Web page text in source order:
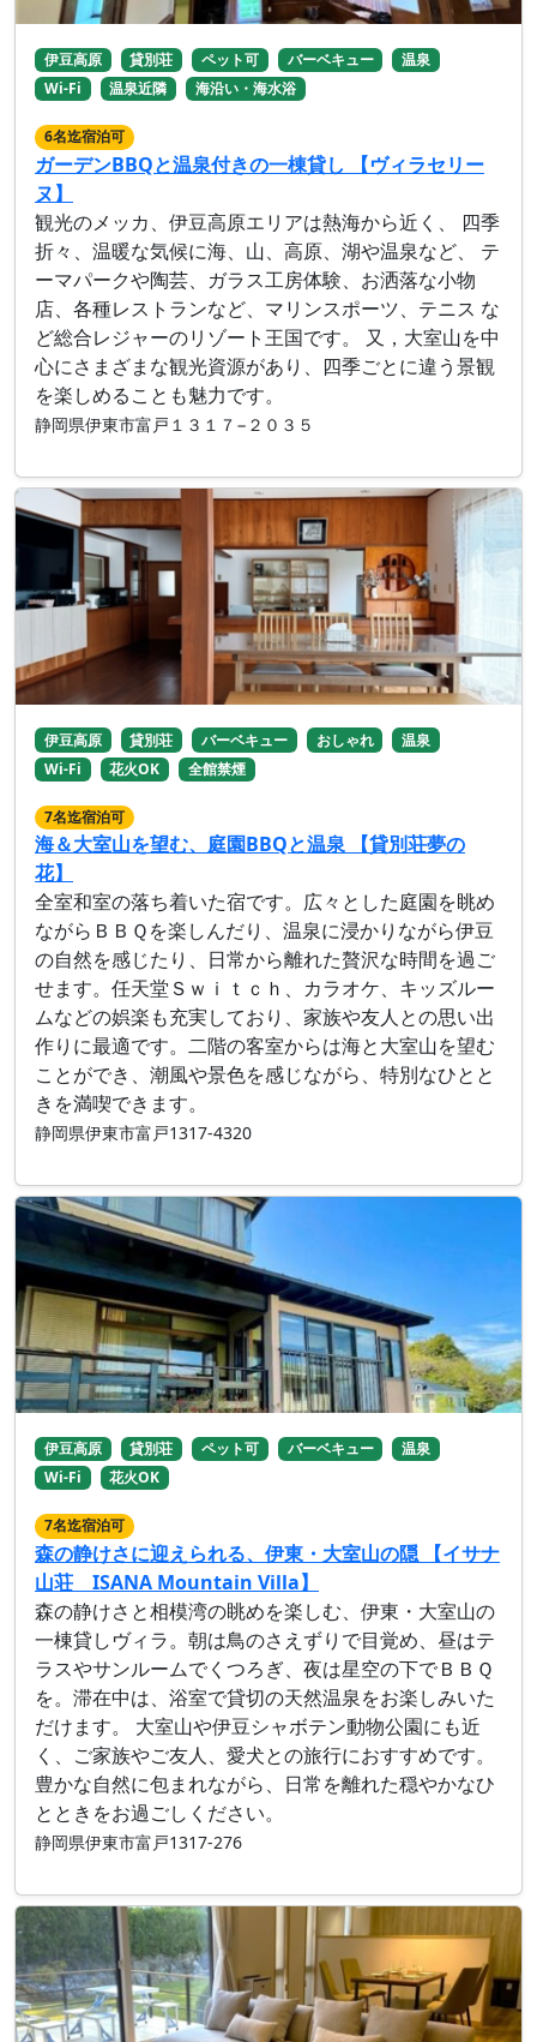
伊豆高原 貸別荘 ペット可 バーベキュー
温泉
Wi-Fi
温泉近隣 海沿い・海水浴
6名迄宿泊可
ガーデンBBQと温泉付きの一棟貸し 【ヴィラセリー
ヌ】
観光のメッカ、伊豆高原エリアは熱海から近く、 四季
折々、温暖な気候に海、山、高原、湖や温泉など、 テ
ーマパークや陶芸、ガラス工房体験、お洒落な小物
店、各種レストランなど、マリンスポーツ、テニス な
ど総合レジャーのリゾート王国です。 又，大室山を中
心にさまざまな観光資源があり、四季ごとに違う景観
を楽しめることも魅力です。
静岡県伊東市富戸１３１７−２０３５
伊豆高原 貸別荘 バーベキュー おしゃれ
温泉
Wi-Fi
花火OK 全館禁煙
7名迄宿泊可
海＆大室山を望む、庭園BBQと温泉 【貸別荘夢の
花】
全室和室の落ち着いた宿です。広々とした庭園を眺め
ながらＢＢＱを楽しんだり、温泉に浸かりながら伊豆
の自然を感じたり、日常から離れた贅沢な時間を過ご
せます。任天堂Ｓｗｉｔｃｈ、カラオケ、キッズルー
ムなどの娯楽も充実しており、家族や友人との思い出
作りに最適です。二階の客室からは海と大室山を望む
ことができ、潮風や景色を感じながら、特別なひとと
きを満喫できます。
静岡県伊東市富戸1317-4320
伊豆高原 貸別荘 ペット可 バーベキュー
温泉
Wi-Fi
花火OK
7名迄宿泊可
森の静けさに迎えられる、伊東・大室山の隠 【イサナ
山荘 ISANA Mountain Villa】
森の静けさと相模湾の眺めを楽しむ、伊東・大室山の
一棟貸しヴィラ。朝は鳥のさえずりで目覚め、昼はテ
ラスやサンルームでくつろぎ、夜は星空の下でＢＢＱ
を。滞在中は、浴室で貸切の天然温泉をお楽しみいた
だけます。 大室山や伊豆シャボテン動物公園にも近
く、ご家族やご友人、愛犬との旅行におすすめです。
豊かな自然に包まれながら、日常を離れた穏やかなひ
とときをお過ごしください。
静岡県伊東市富戸1317-276